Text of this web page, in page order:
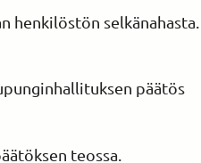
henkilöstön selkänahasta.
päätös
teossa.